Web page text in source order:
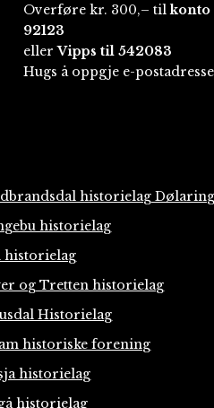
Overføre kr. 300,– tilkonto
92123
ellerVipps til 542083
Hugs å oppgje e-
historielag
historielag
historielag
og Tretten historielag
Historielag
historiske forening
historielag
historielag